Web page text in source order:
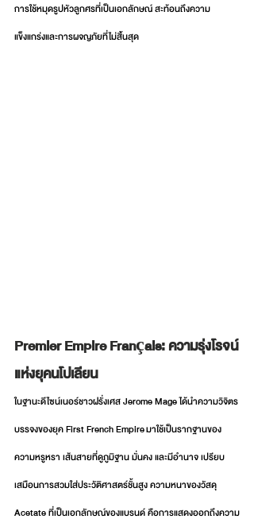
การใช้หมุดรูปหัวลูกศรที่เป็นเอกลักษณ์ สะท้อนถึงความ
แข็งแกร่งและการผจญภัยที่ไม่สิ้นสุด
Premier Empire Français: ความรุ่งโรจน์
แห่งยุคนโปเลียน
ในฐานะดีไซน์เนอร์ชาวฝรั่งเศส Jerome Mage ได้นำความวิจิตร
บรรจงของยุค First French Empire มาใช้เป็นรากฐานของ
ความหรูหรา เส้นสายที่ดูภูมิฐาน มั่นคง และมีอำนาจ เปรียบ
เสมือนการสวมใส่ประวัติศาสตร์ชั้นสูง ความหนาของวัสดุ
Acetate ที่เป็นเอกลักษณ์ของแบรนด์ คือการแสดงออกถึงความ